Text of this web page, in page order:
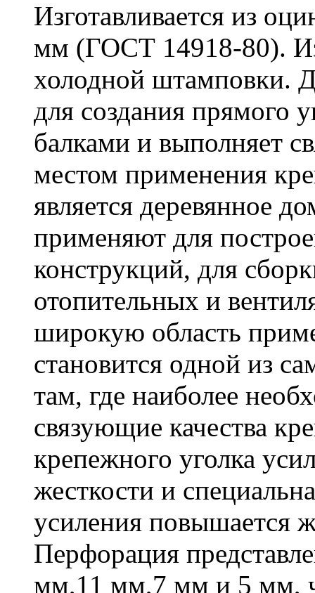
Изготавливается из
мм (ГОСТ 14918-80).
холодной штамповки.
для создания прямого
балками и выполняет
местом применения
является деревянное
применяют для
конструкций, для
отопительных и
широкую область
становится одной из
там, где наиболее
связующие качества
крепежного уголка
жесткости и
усиления повышается
Перфорация
мм,11 мм,7 мм и 5 мм,